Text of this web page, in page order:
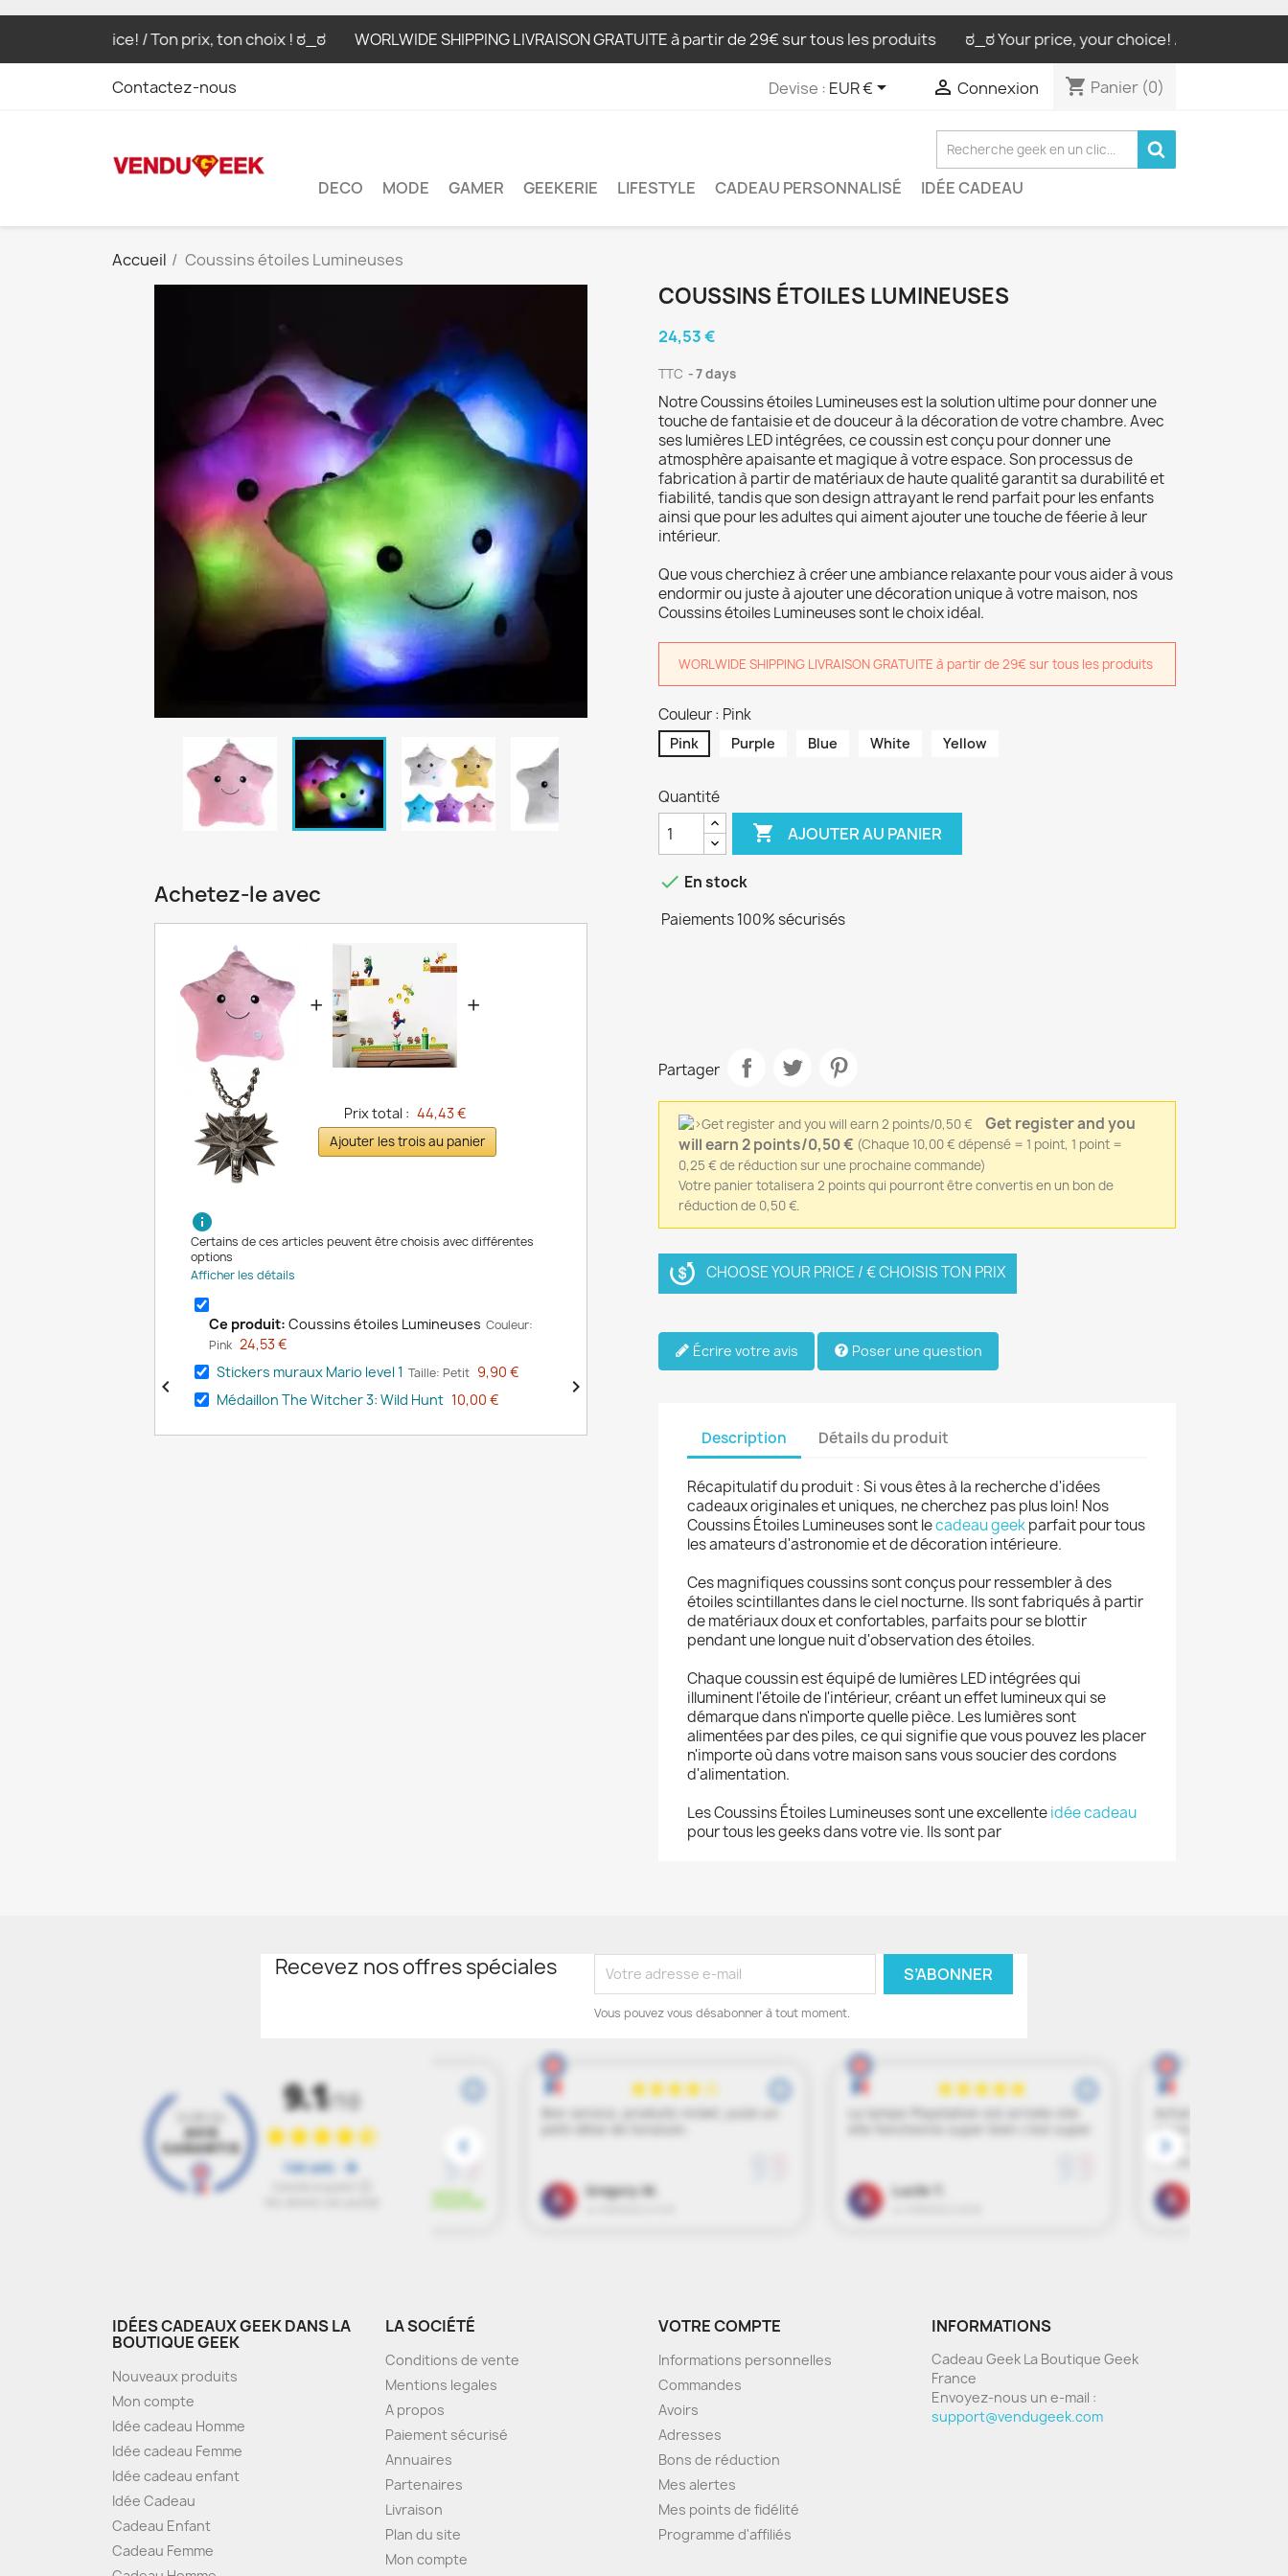
your choice! / Ton prix, ton choix ! ಠ_ಠ WORLWIDE SHIPPING LIVRAISON GRATUITE à partir de 29€ sur tous les produits ಠ_ಠ Your price, your choice! / Ton prix, ton
Contactez-nous Devise : EUR €  Connexion shopping_cart Panier (0)
DECO MODE GAMER GEEKERIE LIFESTYLE CADEAU PERSONNALISÉ IDÉE CADEAU
Accueil Coussins étoiles Lumineuses
Achetez-le avec
+ +
Prix total : 44,43 €
Ajouter les trois au panier
info
Certains de ces articles peuvent être choisis avec différentes
options
Afficher les détails
Ce produit: Coussins étoiles Lumineuses Couleur:
Pink 24,53 €
Stickers muraux Mario level 1 Taille: Petit 9,90 €
Médaillon The Witcher 3: Wild Hunt 10,00 €
 
COUSSINS ÉTOILES LUMINEUSES
24,53 €
TTC 7 days
Notre Coussins étoiles Lumineuses est la solution ultime pour donner une
touche de fantaisie et de douceur à la décoration de votre chambre. Avec
ses lumières LED intégrées, ce coussin est conçu pour donner une
atmosphère apaisante et magique à votre espace. Son processus de
fabrication à partir de matériaux de haute qualité garantit sa durabilité et
fiabilité, tandis que son design attrayant le rend parfait pour les enfants
ainsi que pour les adultes qui aiment ajouter une touche de féerie à leur
intérieur.
Que vous cherchiez à créer une ambiance relaxante pour vous aider à vous
endormir ou juste à ajouter une décoration unique à votre maison, nos
Coussins étoiles Lumineuses sont le choix idéal.
WORLWIDE SHIPPING LIVRAISON GRATUITE à partir de 29€ sur tous les produits
Couleur : Pink
Pink Purple Blue White Yellow
Quantité
 AJOUTER AU PANIER
 En stock
Paiements 100% sécurisés
Partager
Get register and you
will earn 2 points/0,50 € (Chaque 10,00 € dépensé = 1 point, 1 point =
0,25 € de réduction sur une prochaine commande)
Votre panier totalisera 2 points qui pourront être convertis en un bon de
réduction de 0,50 €.
CHOOSE YOUR PRICE / € CHOISIS TON PRIX
Écrire votre avis Poser une question
Description Détails du produit
Récapitulatif du produit : Si vous êtes à la recherche d'idées
cadeaux originales et uniques, ne cherchez pas plus loin! Nos
Coussins Étoiles Lumineuses sont lecadeau geekparfait pour tous
les amateurs d'astronomie et de décoration intérieure.
Ces magnifiques coussins sont conçus pour ressembler à des
étoiles scintillantes dans le ciel nocturne. Ils sont fabriqués à partir
de matériaux doux et confortables, parfaits pour se blottir
pendant une longue nuit d'observation des étoiles.
Chaque coussin est équipé de lumières LED intégrées qui
illuminent l'étoile de l'intérieur, créant un effet lumineux qui se
démarque dans n'importe quelle pièce. Les lumières sont
alimentées par des piles, ce qui signifie que vous pouvez les placer
n'importe où dans votre maison sans vous soucier des cordons
d'alimentation.
Les Coussins Étoiles Lumineuses sont une excellenteidée cadeau
pour tous les geeks dans votre vie. Ils sont par
Recevez nos offres spéciales
Vous pouvez vous désabonner à tout moment.
IDÉES CADEAUX GEEK DANS LA
BOUTIQUE GEEK
Nouveaux produits
Mon compte
Idée cadeau Homme
Idée cadeau Femme
Idée cadeau enfant
Idée Cadeau
Cadeau Enfant
Cadeau Femme
LA SOCIÉTÉ
Conditions de vente
Mentions legales
A propos
Paiement sécurisé
Annuaires
Partenaires
Livraison
Plan du site
Mon compte
VOTRE COMPTE
Informations personnelles
Commandes
Avoirs
Adresses
Bons de réduction
Mes alertes
Mes points de fidélité
Programme d'affiliés
INFORMATIONS
Cadeau Geek La Boutique Geek
France
Envoyez-nous un e-mail :
support@vendugeek.com